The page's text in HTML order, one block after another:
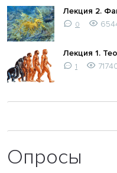
Лекция 2.
0
Лекция 1.
1
Опросы